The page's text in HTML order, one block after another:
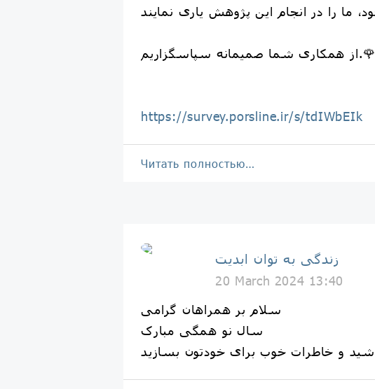
از همکاری شما صمیمانه سپاسگزاریم.🌹
https://survey.porsline.ir/s/tdIWbEIk
Читать полностью…
زندگی به توان ابدیت
20 March 2024 13:40
سلام بر همراهان گرامی
سال نو همگی مبارک